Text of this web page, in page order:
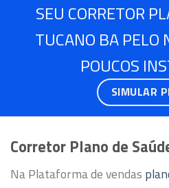
SEU CORRETOR
TUCANO BA PELO
POUCOS
SIMULAR
Corretor Plano de
Na Plataforma de vendas